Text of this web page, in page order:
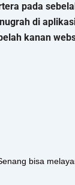
pada
di
kanan
bisa